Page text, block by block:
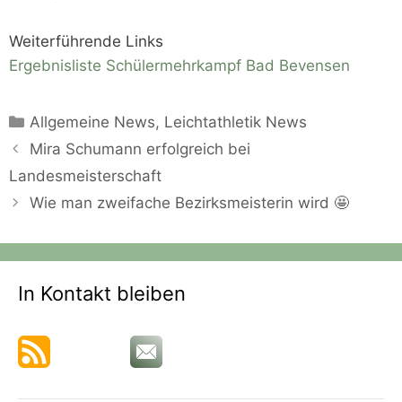
Weiterführende Links
Ergebnisliste Schülermehrkampf Bad Bevensen
Kategorien
Allgemeine News, Leichtathletik News
Mira Schumann erfolgreich bei
Landesmeisterschaft
Wie man zweifache Bezirksmeisterin wird 🤩
In Kontakt bleiben